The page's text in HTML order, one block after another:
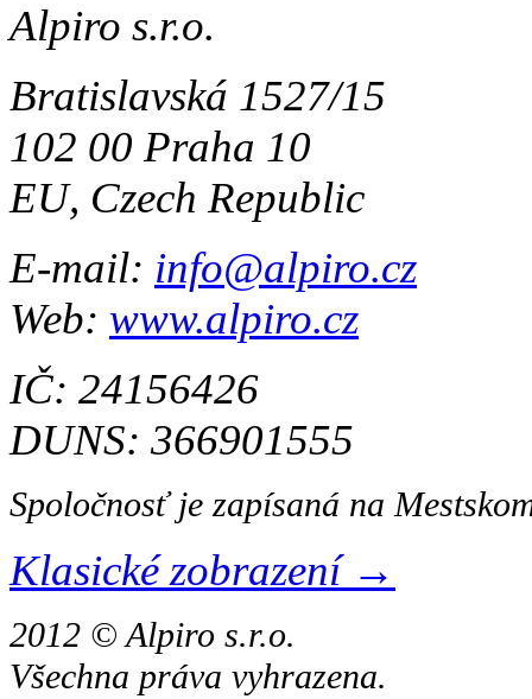
Alpiro s.r.o.
Bratislavská 1527/15
102 00 Praha 10
EU, Czech Republic
E-mail: info@alpiro.cz
Web: www.alpiro.cz
IČ: 24156426
DUNS: 366901555
Spoločnosť je zapísaná na
Klasické zobrazení →
2012 © Alpiro s.r.o.
Všechna práva vyhrazena.